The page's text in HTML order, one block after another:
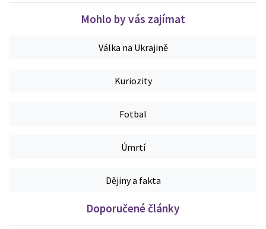
Mohlo by vás zajímat
Válka na Ukrajině
Kuriozity
Fotbal
Úmrtí
Dějiny a fakta
Doporučené články